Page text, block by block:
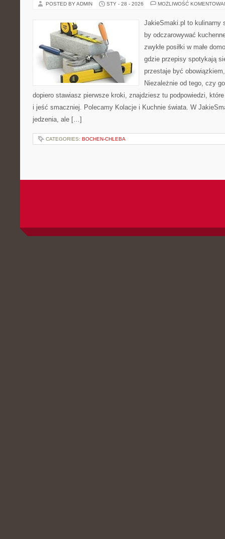
POSTED BY ADMIN STY - 28 - 2026 MOŻLIWOŚĆ
JakieSmaki.pl to kulinarny
by odczarowywać
zwykłe posiłki w małe
gdzie przepisy spotykają
przestaje być
Niezależnie od tego, czy
dopiero stawiasz pierwsze kroki, znajdziesz tu podpowiedzi,
i jeść smaczniej. Polecamy Kolacje i Kuchnie świata. W
jedzenia, ale […]
CATEGORIES: BOCHEN-CHLEBA